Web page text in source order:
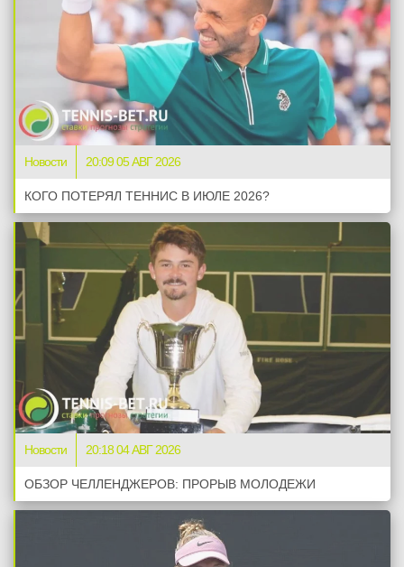
Новости 20:09 05 АВГ 2026
КОГО ПОТЕРЯЛ ТЕННИС В ИЮЛЕ 2026?
Новости 20:18 04 АВГ 2026
ОБЗОР ЧЕЛЛЕНДЖЕРОВ: ПРОРЫВ МОЛОДЕЖИ